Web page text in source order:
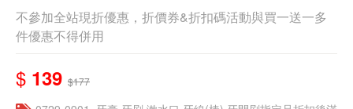
不參加全站現折優惠，折價券&折扣碼活動與買一送一多
件優惠不得併用
$ 139 $177